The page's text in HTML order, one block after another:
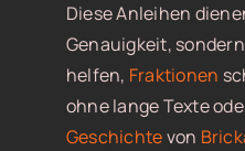
Diese Anleihen
Genauigkeit,
helfen, Fraktionen
ohne lange Texte
Geschichtevon